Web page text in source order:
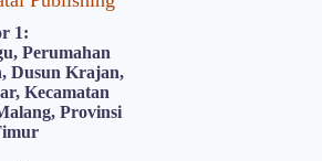
1:
Perumahan
Dusun Krajan,
Kecamatan
Provinsi